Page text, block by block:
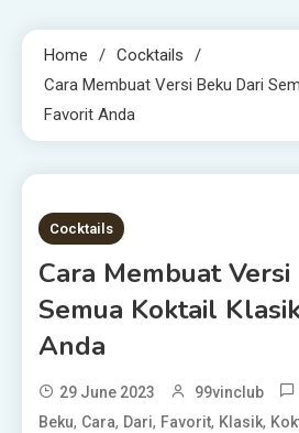
Home
Cocktails
Cara Membuat Versi Beku Dari
Favorit Anda
2 MINS READ
Cocktails
Cara Membuat
Semua Koktail
Anda
29 June 2023 99vinclub
Beku, Cara, Dari, Favorit, Klasik,